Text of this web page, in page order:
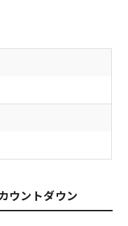
ウントダウン